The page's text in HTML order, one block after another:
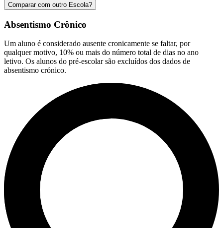
Comparar com outro Escola?
Absentismo Crônico
Um aluno é considerado ausente cronicamente se faltar, por
qualquer motivo, 10% ou mais do número total de dias no ano
letivo. Os alunos do pré-escolar são excluídos dos dados de
absentismo crónico.